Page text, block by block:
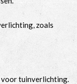
zoals
voor tuinverlichting.